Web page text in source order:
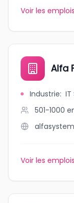
Voir les
Alfa
Industrie: IT
501-1000
Voir les